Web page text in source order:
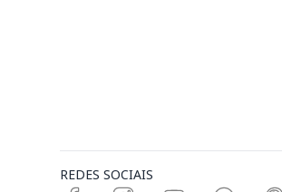
REDES SOCIAIS